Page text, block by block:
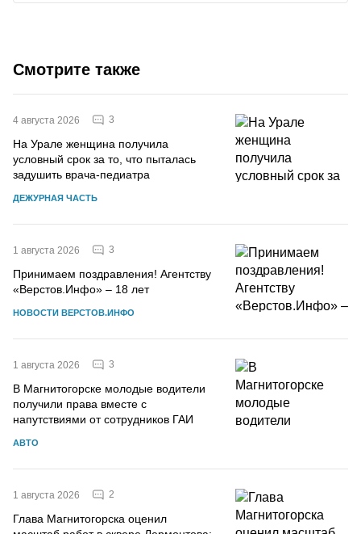
Смотрите также
4 августа 2026 3
На Урале женщина получила
условный срок за то, что пыталась
задушить врача-педиатра
ДЕЖУРНАЯ ЧАСТЬ
1 августа 2026 3
Принимаем поздравления! Агентству
«Верстов.Инфо» – 18 лет
НОВОСТИ ВЕРСТОВ.ИНФО
1 августа 2026 3
В Магнитогорске молодые водители
получили права вместе с
напутствиями от сотрудников ГАИ
АВТО
1 августа 2026 2
Глава Магнитогорска оценил